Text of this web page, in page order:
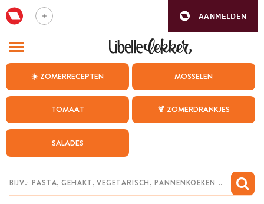
AANMELDEN
☀️ ZOMERRECEPTEN MOSSELEN
TOMAAT 🍹 ZOMERDRANKJES
SALADES
BEZOEK ONZE ANDERE WEBSITES
WEEKMENU
CHAT MET MAIA
MIJN BEWAARDE RECEPTEN